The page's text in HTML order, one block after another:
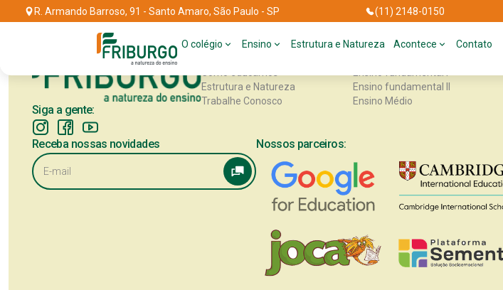
R. Armando Barroso, 91 - Santo Amaro, São Paulo - SP (11) 2148-0150
O colégio Ensino Estrutura e Natureza Acontece Contato
Siga a gente:
INSTITUCIONAL
Estrutura e Natureza
Trabalhe Conosco
EDUCACIONAL
Ensino fundamental II
Ensino Médio
Receba nossas novidades Nossos parceiros: